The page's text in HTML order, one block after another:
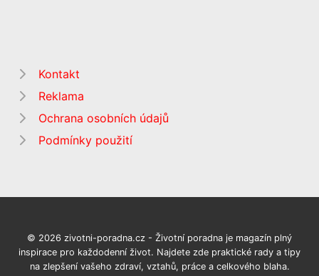
Kontakt
Reklama
Ochrana osobních údajů
Podmínky použití
© 2026 zivotni-poradna.cz - Životní poradna je magazín plný
inspirace pro každodenní život. Najdete zde praktické rady a tipy
na zlepšení vašeho zdraví, vztahů, práce a celkového blaha.